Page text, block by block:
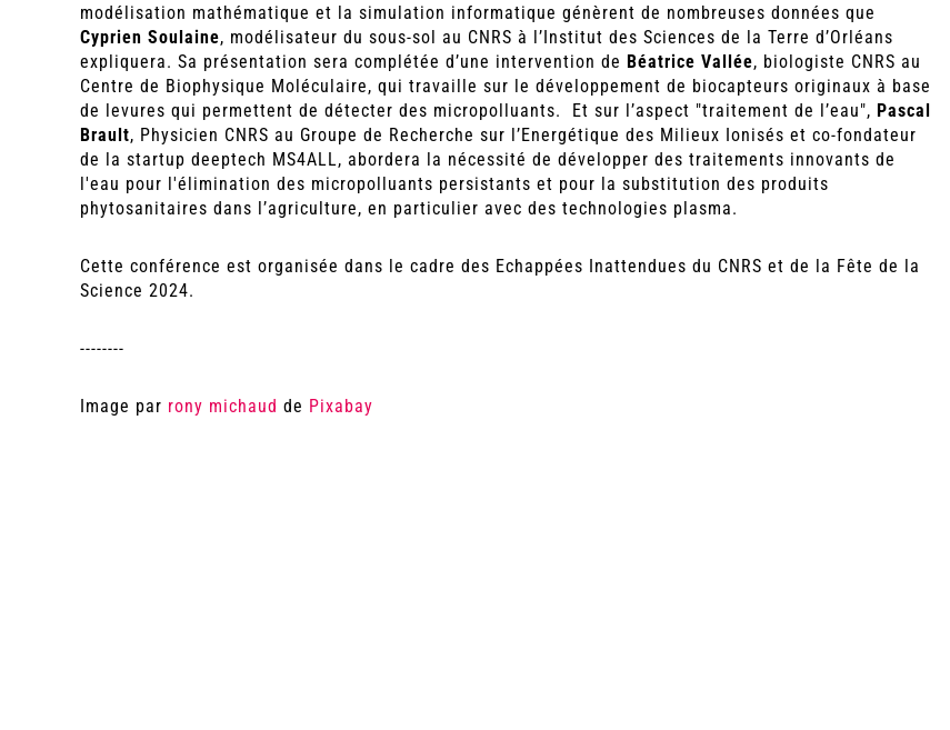
modélisation mathématique et la simulation informatique génèrent de nombreuses données que
Cyprien Soulaine, modélisateur du sous-sol au CNRS à l’Institut des Sciences de la Terre d’Orléans
expliquera. Sa présentation sera complétée d’une intervention de Béatrice Vallée, biologiste CNRS au
Centre de Biophysique Moléculaire, qui travaille sur le développement de biocapteurs originaux à base
de levures qui permettent de détecter des micropolluants. Et sur l’aspect "traitement de l’eau", Pascal
Brault, Physicien CNRS au Groupe de Recherche sur l’Energétique des Milieux Ionisés et co-fondateur
de la startup deeptech MS4ALL, abordera la nécessité de développer des traitements innovants de
l'eau pour l'élimination des micropolluants persistants et pour la substitution des produits
phytosanitaires dans l’agriculture, en particulier avec des technologies plasma.
Cette conférence est organisée dans le cadre des Echappées Inattendues du CNRS et de la Fête de la
Science 2024.
--------
Image par rony michaud de Pixabay